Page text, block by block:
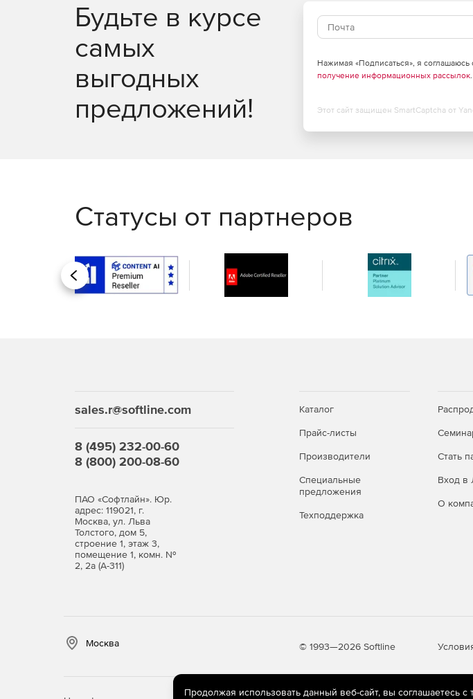
Будьте в курсе
самых
выгодных
предложений!
Нажимая «Подписаться», я соглашаюсь
получение информационных рассылок.
Этот сайт защищен SmartCaptcha от
Статусы от партнеров
Назад
sales.r@softline.com
8 (495) 232-00-60
8 (800) 200-08-60
ПАО «Софтлайн». Юр.
адрес: 119021, г.
Москва, ул. Льва
Толстого, дом 5,
строение 1, этаж 3,
помещение 1, комн. №
2, 2а (А-311)
Каталог
Прайс-листы
Производители
Специальные
предложения
Техподдержка
Стать
Вход в
О
Москва © 1993—2026 Softline
Продолжая использовать данный веб-сайт, вы соглашаетесь